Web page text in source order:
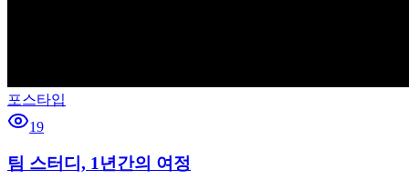
포스타입
19
팀 스터디, 1년간의 여정